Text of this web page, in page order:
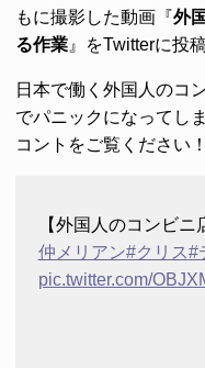
もに撮影した動画『外
る作業 』をTwitterに投
日本で働く外国人のコ
でパニックになってし
コントをご覧ください！
【外国人のコンビニ
仲メリアン#クリス#
pic.twitter.com/